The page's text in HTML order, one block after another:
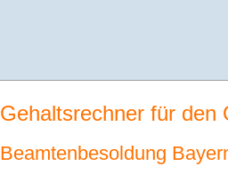
Gehaltsrechner für den
Beamtenbesoldung